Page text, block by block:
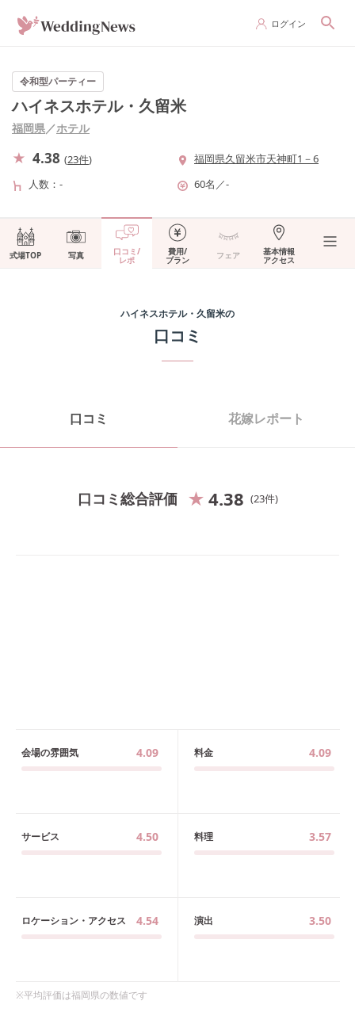
ログイン
令和型パーティー
ハイネスホテル・久留米
福岡県／ホテル
4.38 (23件)
福岡県久留米市天神町1－6
人数
- 60名 ／-
式場TOP 写真 口コミ/
レポ
費用/
プラン フェア 基本情報
アクセス
ハイネスホテル・久留米の
口コミ
口コミ 花嫁レポート
口コミ総合評価 4.38 23件
会場の雰囲気 4.09 料金 4.09
サービス 4.50 料理 3.57
ロケーション・アクセス 4.54 演出 3.50
※平均評価は福岡県の数値です